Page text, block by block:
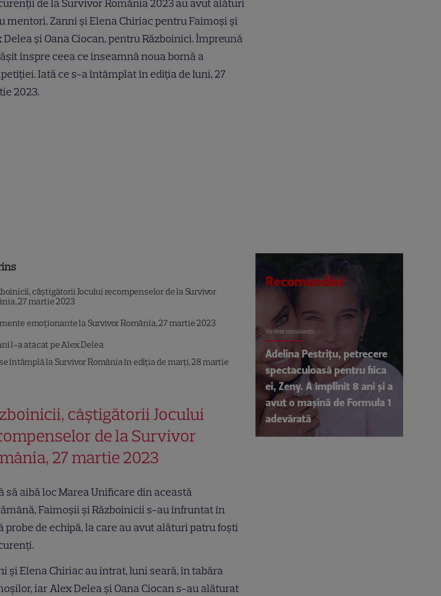
de la Survivor România 2023 au avut alături
mentori, Zanni și Elena Chiriac pentru Faimoși și
Delea și Oana Ciocan, pentru Războinici. Împreună
înspre ceea ce înseamnă noua bornă a
Iată ce s-a întâmplat în ediția de luni, 27
2023.
câștigătorii Jocului recompenselor de la Survivor
27 martie 2023
emoționante la Survivor România, 27 martie 2023
l-a atacat pe Alex Delea
întâmplă la Survivor România în ediția de marți, 28 martie
câștigătorii Jocului
de la Survivor
27 martie 2023
să aibă loc Marea Unificare din această
Faimoșii și Războinicii s-au înfruntat în
probe de echipă, la care au avut alături patru foști
și Elena Chiriac au intrat, luni seară, în tabăra
iar Alex Delea și Oana Ciocan s-au alăturat
Recomandări
Vedete româneşti
Adelina Pestrițu, petrecere
spectaculoasă pentru fiica
ei, Zeny. A împlinit 8 ani și a
avut o mașină de Formula 1
adevărată